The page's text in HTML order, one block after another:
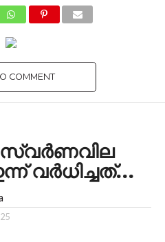
COMMENT
വർധിച്ചത്…